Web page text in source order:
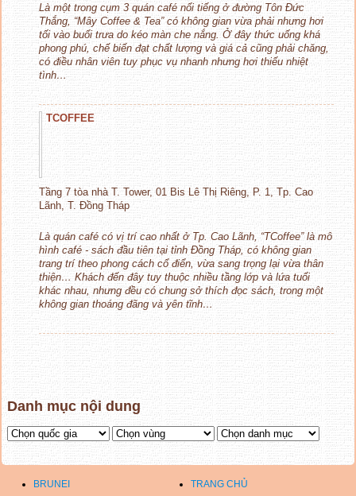
Là một trong cụm 3 quán café nổi tiếng ở đường Tôn Đức
Thắng, “Mây Coffee & Tea” có không gian vừa phải nhưng hơi
tối vào buổi trưa do kéo màn che nắng. Ở đây thức uống khá
phong phú, chế biến đạt chất lượng và giá cả cũng phải chăng,
có điều nhân viên tuy phục vụ nhanh nhưng hơi thiếu nhiệt
tình…
TCOFFEE
Tầng 7 tòa nhà T. Tower, 01 Bis Lê Thị Riêng, P. 1, Tp. Cao
Lãnh, T. Đồng Tháp
Là quán café có vị trí cao nhất ở Tp. Cao Lãnh, “TCoffee” là mô
hình café - sách đầu tiên tại tỉnh Đồng Tháp, có không gian
trang trí theo phong cách cổ điển, vừa sang trọng lại vừa thân
thiện… Khách đến đây tuy thuộc nhiều tầng lớp và lứa tuổi
khác nhau, nhưng đều có chung sở thích đọc sách, trong một
không gian thoáng đãng và yên tĩnh…
Danh mục nội dung
BRUNEI TRANG CHỦ